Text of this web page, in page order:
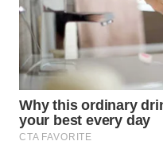
WN
PURWAKARTA
WN
PRIANGAN
TIMUR